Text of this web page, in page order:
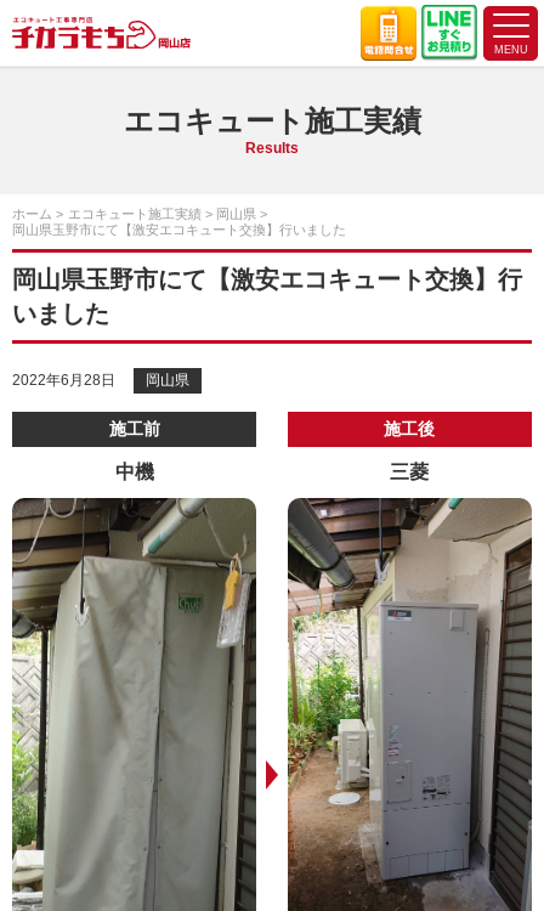
エコキュート施工実績
Results
ホーム エコキュート施工実績
岡山県
岡山県玉野市にて【激安エコキュート交換】行いました
岡山県玉野市にて【激安エコキュート交換】行
いました
2022年6月28日 岡山県
施工前
中機
施工後
三菱